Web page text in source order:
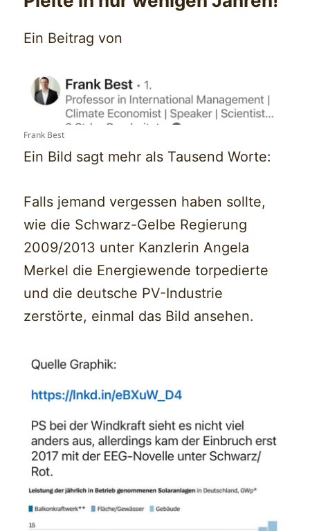
Ein Beitrag von
Frank Best
Ein Bild sagt mehr als Tausend Worte:
Falls jemand vergessen haben sollte,
wie die Schwarz-Gelbe Regierung
2009/2013 unter Kanzlerin Angela
Merkel die Energiewende torpedierte
und die deutsche PV-Industrie
zerstörte, einmal das Bild ansehen.